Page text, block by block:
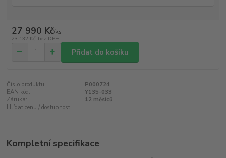
27 990 Kč/ks
23 132 Kč bez DPH
Přidat do košíku
Číslo produktu:
P000724
EAN kód:
Y135-033
Záruka:
12 měsíců
Hlídat cenu / dostupnost
Kompletní specifikace